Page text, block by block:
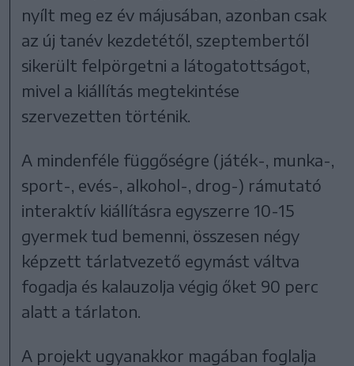
nyílt meg ez év májusában, azonban csak
az új tanév kezdetétől, szeptembertől
sikerült felpörgetni a látogatottságot,
mivel a kiállítás megtekintése
szervezetten történik.
A mindenféle függőségre (játék-, munka-,
sport-, evés-, alkohol-, drog-) rámutató
interaktív kiállításra egyszerre 10-15
gyermek tud bemenni, összesen négy
képzett tárlatvezető egymást váltva
fogadja és kalauzolja végig őket 90 perc
alatt a tárlaton.
A projekt ugyanakkor magában foglalja